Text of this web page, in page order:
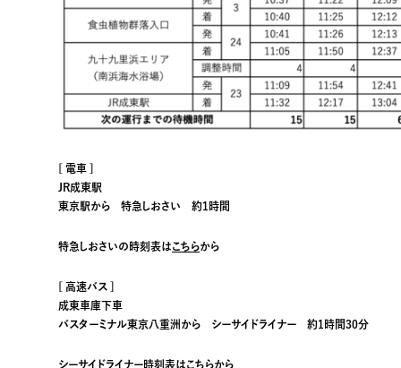
[ 電車 ]
JR成東駅
東京駅から 特急しおさい 約1時間
特急しおさいの時刻表はこちらから
[ 高速バス ]
成東車庫下車
バスターミナル東京八重洲から シーサイドライナー 約1時間30分
シーサイドライナー時刻表はこちらから